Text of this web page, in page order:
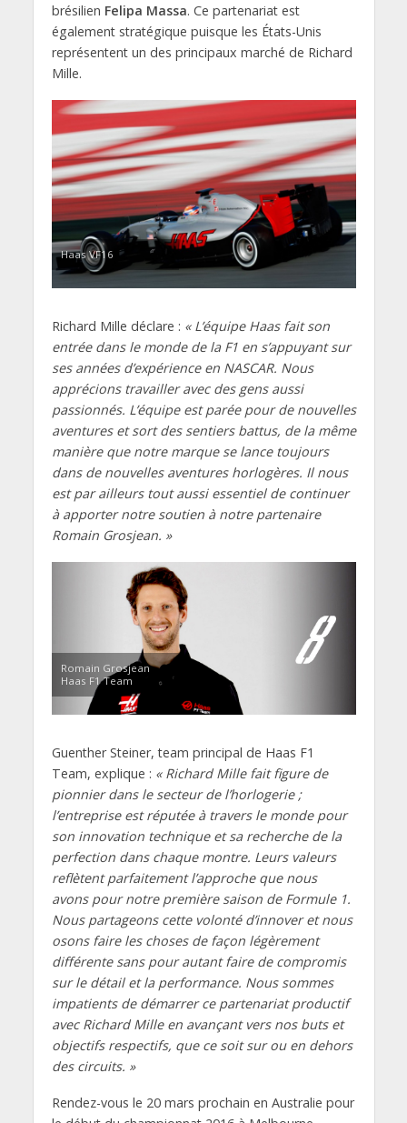
brésilien Felipa Massa. Ce partenariat est
également stratégique puisque les États-Unis
représentent un des principaux marché de Richard
Mille.
Haas VF16
Richard Mille déclare : « L’équipe Haas fait son
entrée dans le monde de la F1 en s’appuyant sur
ses années d’expérience en NASCAR. Nous
apprécions travailler avec des gens aussi
passionnés. L’équipe est parée pour de nouvelles
aventures et sort des sentiers battus, de la même
manière que notre marque se lance toujours
dans de nouvelles aventures horlogères. Il nous
est par ailleurs tout aussi essentiel de continuer
à apporter notre soutien à notre partenaire
Romain Grosjean. »
Romain Grosjean
Haas F1 Team
Guenther Steiner, team principal de Haas F1
Team, explique : « Richard Mille fait figure de
pionnier dans le secteur de l’horlogerie ;
l’entreprise est réputée à travers le monde pour
son innovation technique et sa recherche de la
perfection dans chaque montre. Leurs valeurs
reflètent parfaitement l’approche que nous
avons pour notre première saison de Formule 1.
Nous partageons cette volonté d’innover et nous
osons faire les choses de façon légèrement
différente sans pour autant faire de compromis
sur le détail et la performance. Nous sommes
impatients de démarrer ce partenariat productif
avec Richard Mille en avançant vers nos buts et
objectifs respectifs, que ce soit sur ou en dehors
des circuits. »
Rendez-vous le 20 mars prochain en Australie pour